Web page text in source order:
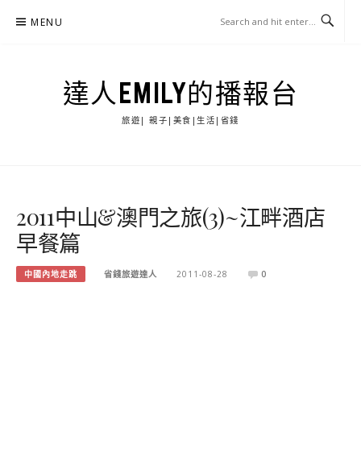
MENU
達人EMILY的播報台
旅遊| 親子|美食|生活|省錢
2011中山&澳門之旅(3)~江畔酒店
早餐篇
中國內地走跳 省錢旅遊達人 2011-08-28 0